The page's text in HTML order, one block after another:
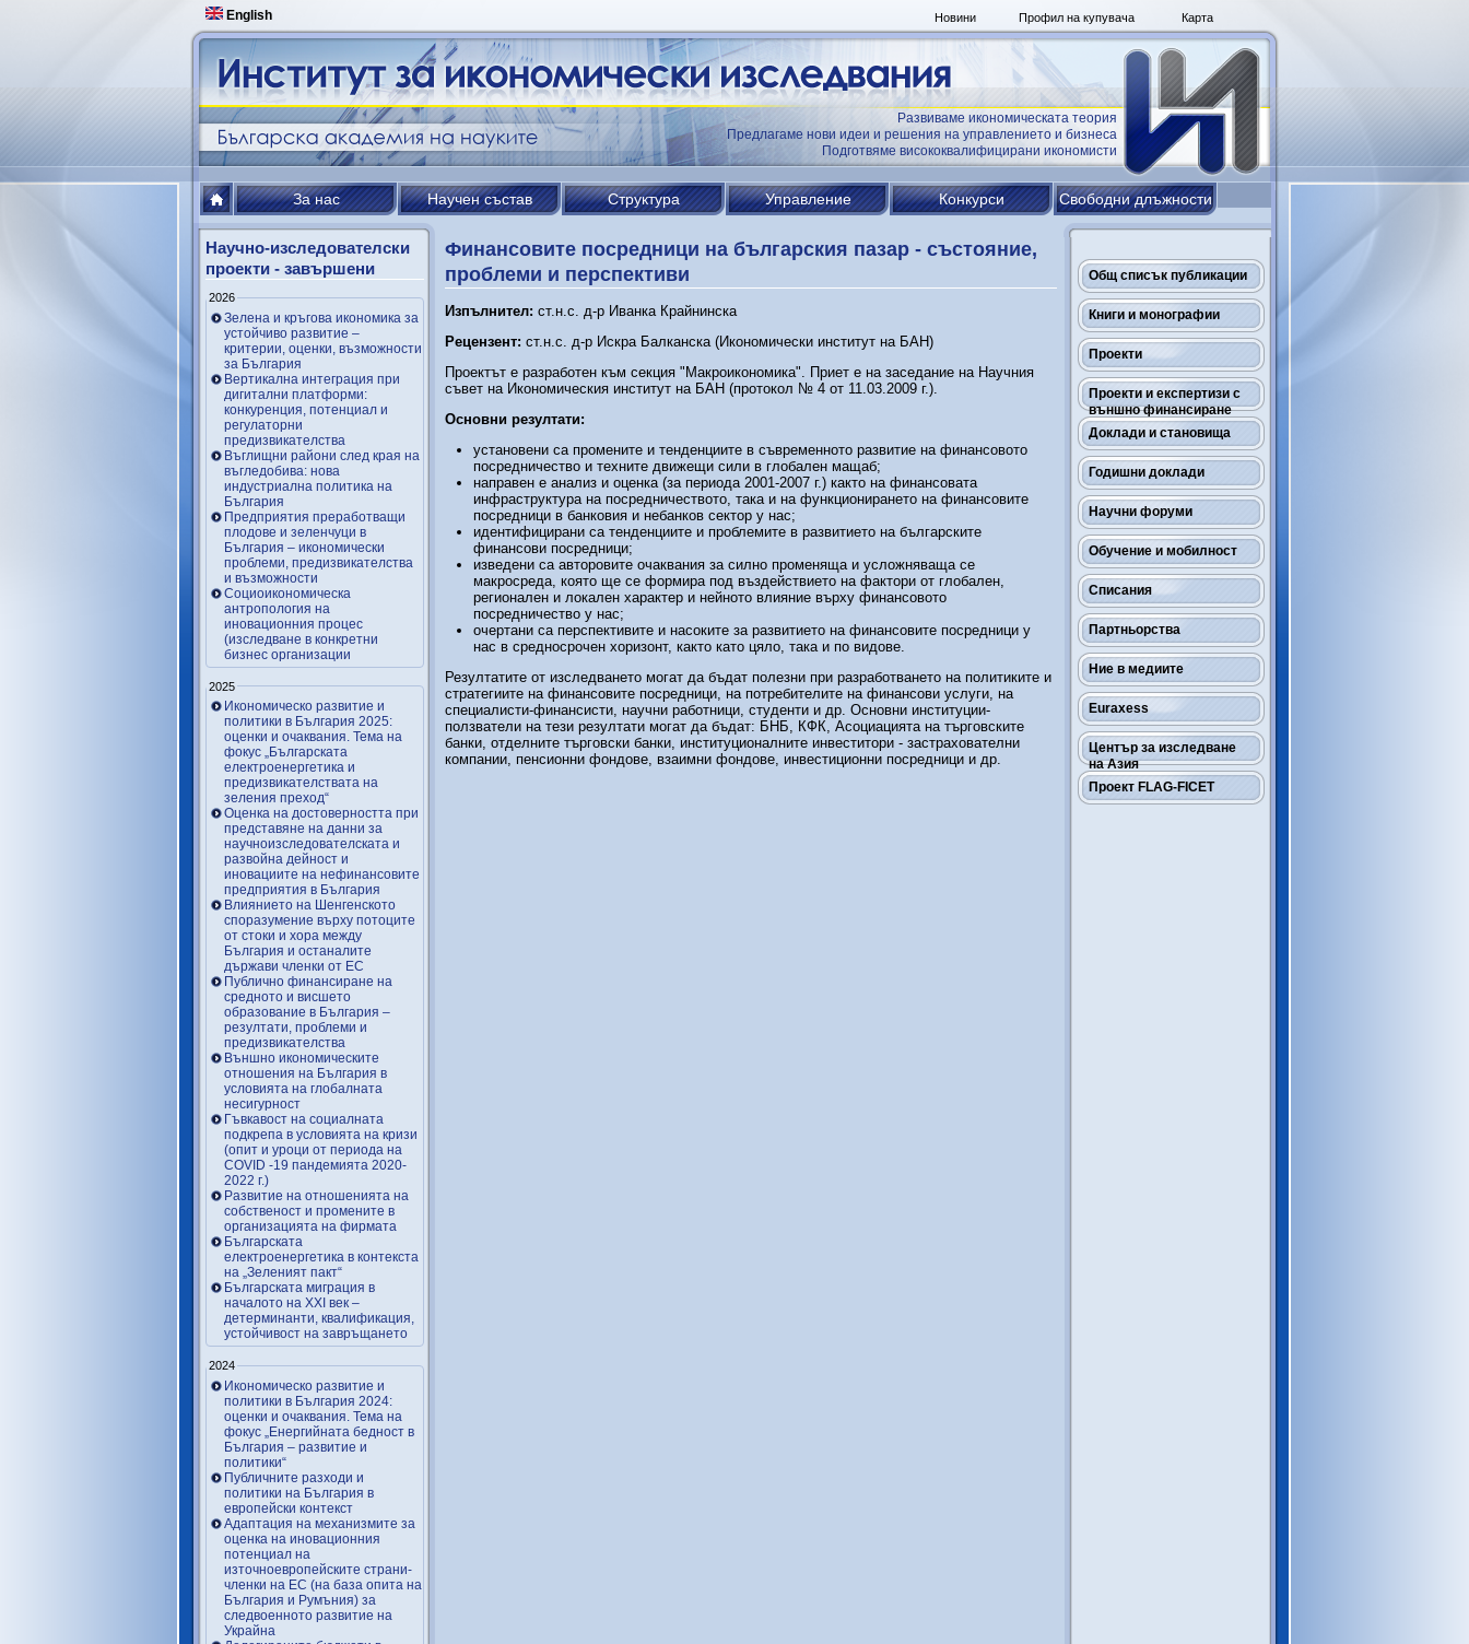
English Карта
Профил на купувача
Новини
Развиваме икономическата теория
Предлагаме нови идеи и решения на управлението и бизнеса
Подготвяме висококвалифицирани икономисти
За нас Научен състав Структура Управление Конкурси Свободни длъжности
Общ списък публикации
Книги и монографии
Проекти
Проекти и експертизи с
външно финансиране
Доклади и становища
Годишни доклади
Научни форуми
Обучение и мобилност
Списания
Партньорства
Ние в медиите
Euraxess
Център за изследване
на Азия
Проект FLAG-FICET
Научно-изследователски
проекти - завършени
2026
Зелена и кръгова икономика за
устойчиво развитие –
критерии, оценки, възможности
за България
Вертикална интеграция при
дигитални платформи:
конкуренция, потенциал и
регулаторни
предизвикателства
Въглищни райони след края на
въгледобива: нова
индустриална политика на
България
Предприятия преработващи
плодове и зеленчуци в
България – икономически
проблеми, предизвикателства
и възможности
Социоикономическа
антропология на
иновационния процес
(изследване в конкретни
бизнес организации
2025
Икономическо развитие и
политики в България 2025:
оценки и очаквания. Тема на
фокус „Българската
електроенергетика и
предизвикателствата на
зеления преход“
Оценка на достоверността при
представяне на данни за
научноизследователската и
развойна дейност и
иновациите на нефинансовите
предприятия в България
Влиянието на Шенгенското
споразумение върху потоците
от стоки и хора между
България и останалите
държави членки от ЕС
Публично финансиране на
средното и висшето
образование в България –
резултати, проблеми и
предизвикателства
Външно икономическите
отношения на България в
условията на глобалната
несигурност
Гъвкавост на социалната
подкрепа в условията на кризи
(опит и уроци от периода на
COVID -19 пандемията 2020-
2022 г.)
Развитие на отношенията на
собственост и промените в
организацията на фирмата
Българската
електроенергетика в контекста
на „Зеленият пакт“
Българската миграция в
началото на ХХІ век –
детерминанти, квалификация,
устойчивост на завръщането
2024
Икономическо развитие и
политики в България 2024:
оценки и очаквания. Тема на
фокус „Енергийната бедност в
България – развитие и
политики“
Публичните разходи и
политики на България в
европейски контекст
Адаптация на механизмите за
оценка на иновационния
потенциал на
източноевропейските страни-
членки на ЕС (на база опита на
България и Румъния) за
следвоенното развитие на
Украйна
Финансовите посредници на българския пазар - състояние,
проблеми и перспективи
Изпълнител: ст.н.с. д-р Иванка Крайнинска
Рецензент: ст.н.с. д-р Искра Балканска (Икономически институт на БАН)
Проектът е разработен към секция "Макроикономика". Приет е на заседание на Научния
съвет на Икономическия институт на БАН (протокол № 4 от 11.03.2009 г.).
Основни резултати:
установени са промените и тенденциите в съвременното развитие на финансовото
посредничество и техните движещи сили в глобален мащаб;
направен е анализ и оценка (за периода 2001-2007 г.) както на финансовата
инфраструктура на посредничеството, така и на функционирането на финансовите
посредници в банковия и небанков сектор у нас;
идентифицирани са тенденциите и проблемите в развитието на българските
финансови посредници;
изведени са авторовите очаквания за силно променяща и усложняваща се
макросреда, която ще се формира под въздействието на фактори от глобален,
регионален и локален характер и нейното влияние върху финансовото
посредничество у нас;
очертани са перспективите и насоките за развитието на финансовите посредници у
нас в средносрочен хоризонт, както като цяло, така и по видове.
Резултатите от изследването могат да бъдат полезни при разработването на политиките и
стратегиите на финансовите посредници, на потребителите на финансови услуги, на
специалисти-финансисти, научни работници, студенти и др. Основни институции-
ползватели на тези резултати могат да бъдат: БНБ, КФК, Асоциацията на търговските
банки, отделните търговски банки, институционалните инвеститори - застрахователни
компании, пенсионни фондове, взаимни фондове, инвестиционни посредници и др.